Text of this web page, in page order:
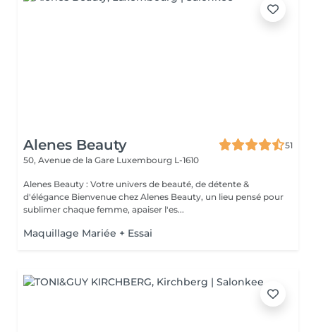
Alenes Beauty
51
50, Avenue de la Gare Luxembourg L-1610
Alenes Beauty : Votre univers de beauté, de détente &
d'élégance Bienvenue chez Alenes Beauty, un lieu pensé pour
sublimer chaque femme, apaiser l'es...
Maquillage Mariée + Essai